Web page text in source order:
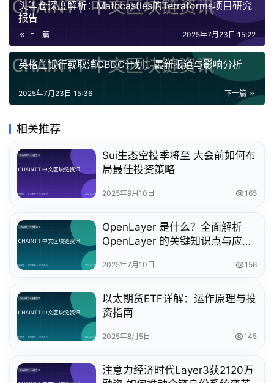
头等仓深度解析：Mathcastles的Terraforms项目研究
报告
上一篇 2025年7月23日 15:22
英格兰银行或取消CBDC计划：最新报道与影响分析
下一篇
2025年7月23日 15:36
相关推荐
Sui生态空投季将至 大会前如何布
局最佳投资策略
2025年9月10日 165
OpenLayer 是什么？全面解析
OpenLayer 的关键知识点与应用
2025年7月10日 156
以太期货ETF详解：运作原理与投
资指南
2025年8月5日 145
注意力经济时代Layer3获2120万